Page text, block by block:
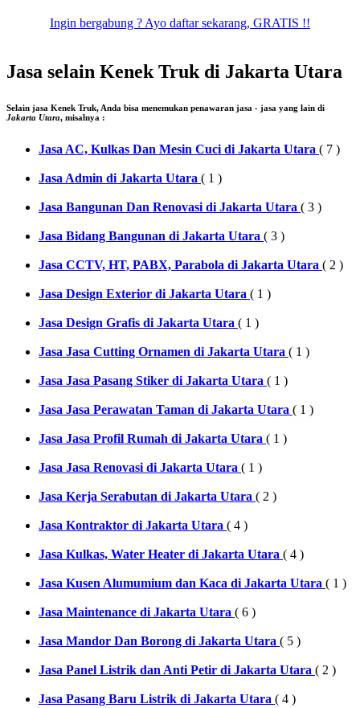
Ingin bergabung ? Ayo daftar sekarang, GRATIS !!
Jasa selain Kenek Truk di Jakarta Utara
Selain jasa Kenek Truk, Anda bisa menemukan penawaran jasa - jasa yang lain di
Jakarta Utara, misalnya :
Jasa AC, Kulkas Dan Mesin Cuci di Jakarta Utara ( 7 )
Jasa Admin di Jakarta Utara ( 1 )
Jasa Bangunan Dan Renovasi di Jakarta Utara ( 3 )
Jasa Bidang Bangunan di Jakarta Utara ( 3 )
Jasa CCTV, HT, PABX, Parabola di Jakarta Utara ( 2 )
Jasa Design Exterior di Jakarta Utara ( 1 )
Jasa Design Grafis di Jakarta Utara ( 1 )
Jasa Jasa Cutting Ornamen di Jakarta Utara ( 1 )
Jasa Jasa Pasang Stiker di Jakarta Utara ( 1 )
Jasa Jasa Perawatan Taman di Jakarta Utara ( 1 )
Jasa Jasa Profil Rumah di Jakarta Utara ( 1 )
Jasa Jasa Renovasi di Jakarta Utara ( 1 )
Jasa Kerja Serabutan di Jakarta Utara ( 2 )
Jasa Kontraktor di Jakarta Utara ( 4 )
Jasa Kulkas, Water Heater di Jakarta Utara ( 4 )
Jasa Kusen Alumumium dan Kaca di Jakarta Utara ( 1 )
Jasa Maintenance di Jakarta Utara ( 6 )
Jasa Mandor Dan Borong di Jakarta Utara ( 5 )
Jasa Panel Listrik dan Anti Petir di Jakarta Utara ( 2 )
Jasa Pasang Baru Listrik di Jakarta Utara ( 4 )